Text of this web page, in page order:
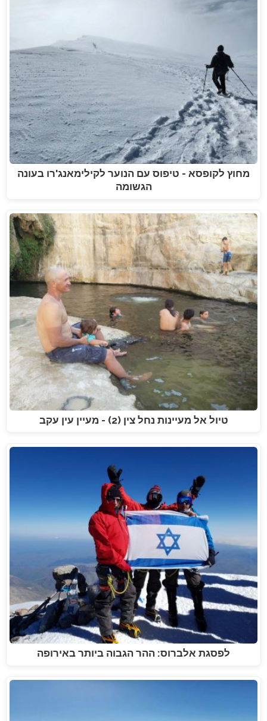
מחוץ לקופסא - טיפוס עם הנוער לקילימאנג'רו בעונה
הגשומה
טיול אל מעיינות נחל צין (2) - מעיין עין עקב
לפסגת אלברוס: ההר הגבוה ביותר באירופה